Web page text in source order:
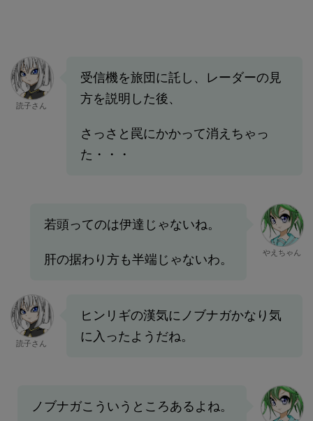
読子さん
受信機を旅団に託し、レーダーの見
方を説明した後、
さっさと罠にかかって消えちゃっ
た・・・
若頭ってのは伊達じゃないね。
肝の据わり方も半端じゃないわ。 やえちゃん
読子さん
ヒンリギの漢気にノブナガかなり気
に入ったようだね。
ノブナガこういうところあるよね。